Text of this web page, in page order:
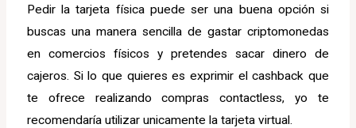
Pedir la tarjeta física puede ser una buena opción si
buscas una manera sencilla de gastar criptomonedas
en comercios físicos y pretendes sacar dinero de
cajeros. Si lo que quieres es exprimir el cashback que
te ofrece realizando compras contactless, yo te
recomendaría utilizar unicamente la tarjeta virtual.